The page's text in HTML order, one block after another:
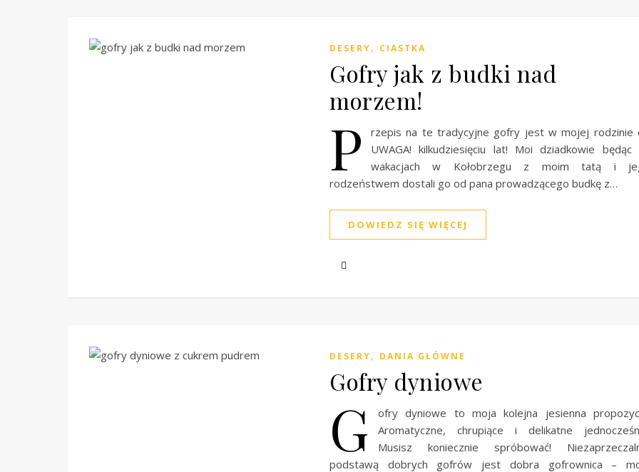
DESERY, CIASTKA
Gofry jak z budki nad
morzem!
P
rzepis na te tradycyjne gofry jest w mojej rodzinie
UWAGA! kilkudziesięciu lat! Moi dziadkowie będąc
wakacjach w Kołobrzegu z moim tatą i
rodzeństwem dostali go od pana prowadzącego budkę z…
DOWIEDZ SIĘ WIĘCEJ
DESERY, DANIA GŁÓWNE
Gofry dyniowe
G
ofry dyniowe to moja kolejna jesienna
Aromatyczne, chrupiące i delikatne
Musisz koniecznie spróbować!
podstawą dobrych gofrów jest dobra gofrownica –